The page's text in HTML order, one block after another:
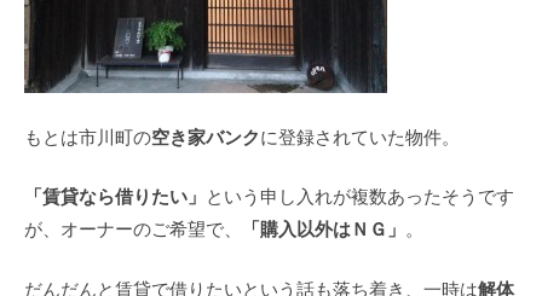
もとは市川町の空き家バンクに登録されていた物件。
「賃貸なら借りたい」 という申し入れが複数あったそうです
が、オーナーのご希望で、
「購入以外はＮＧ」 。
だんだんと賃貸で借りたいという話も落ち着き、一時は解体